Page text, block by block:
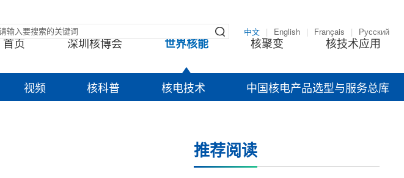
中文 English Français Русский
首页 深圳核博会 世界核能 核聚变 核技术应用
视频 核科普 核电技术 中国核电产品选型与服务总库
推荐阅读